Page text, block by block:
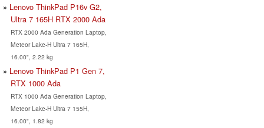
Lenovo ThinkPad P16v G2,
Ultra 7 165H RTX 2000 Ada
RTX 2000 Ada Generation Laptop,
Meteor Lake-H Ultra 7 165H,
16.00", 2.22 kg
Lenovo ThinkPad P1 Gen 7,
RTX 1000 Ada
RTX 1000 Ada Generation Laptop,
Meteor Lake-H Ultra 7 155H,
16.00", 1.82 kg